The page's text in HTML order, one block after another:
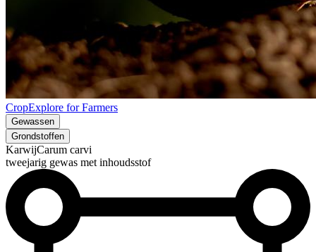
CropExplore for Farmers
Gewassen
Grondstoffen
KarwijCarum carvi
tweejarig gewas met inhoudsstof